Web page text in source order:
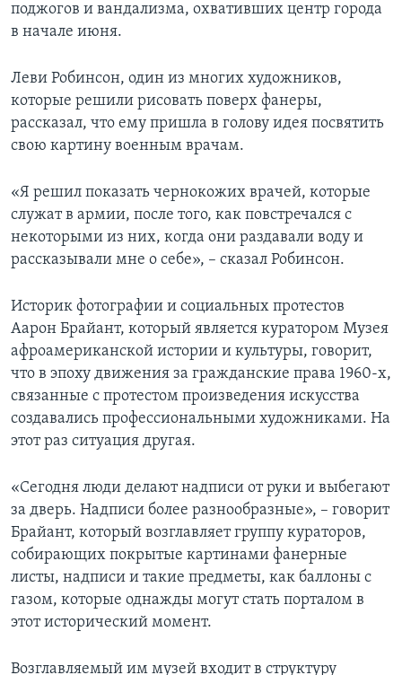
поджогов и вандализма, охвативших центр города
в начале июня.
Леви Робинсон, один из многих художников,
которые решили рисовать поверх фанеры,
рассказал, что ему пришла в голову идея посвятить
свою картину военным врачам.
«Я решил показать чернокожих врачей, которые
служат в армии, после того, как повстречался с
некоторыми из них, когда они раздавали воду и
рассказывали мне о себе», – сказал Робинсон.
Историк фотографии и социальных протестов
Аарон Брайант, который является куратором Музея
афроамериканской истории и культуры, говорит,
что в эпоху движения за гражданские права 1960-х,
связанные с протестом произведения искусства
создавались профессиональными художниками. На
этот раз ситуация другая.
«Сегодня люди делают надписи от руки и выбегают
за дверь. Надписи более разнообразные», – говорит
Брайант, который возглавляет группу кураторов,
собирающих покрытые картинами фанерные
листы, надписи и такие предметы, как баллоны с
газом, которые однажды могут стать порталом в
этот исторический момент.
Возглавляемый им музей входит в структуру